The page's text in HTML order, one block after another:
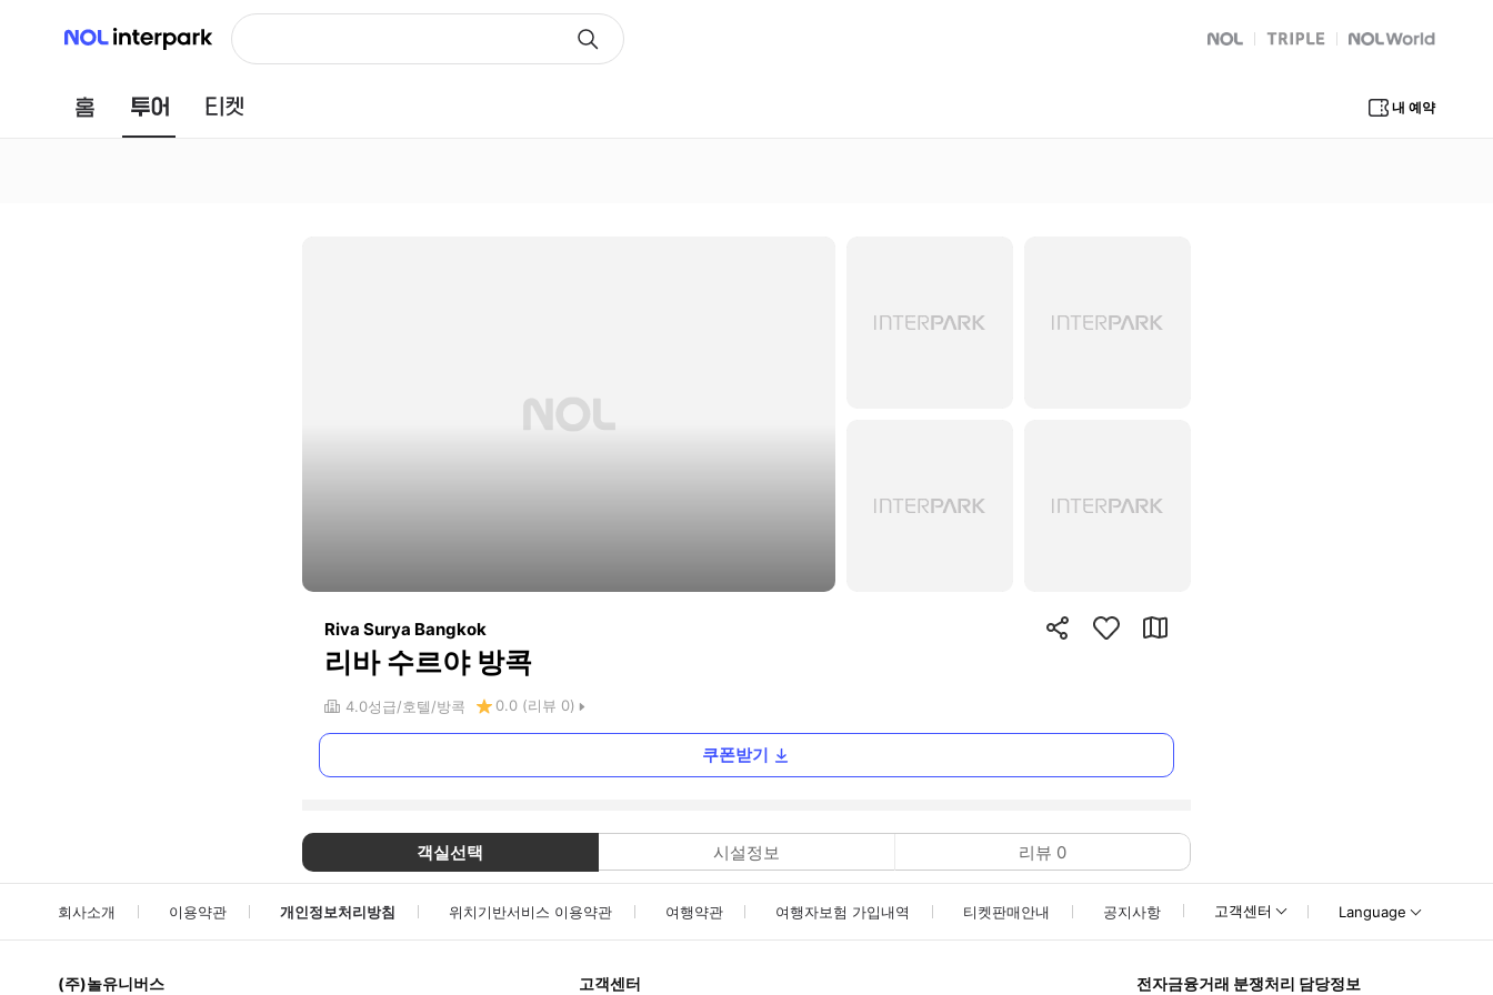
NOL 인터파크
NOL
트리플 Global Interpark
홈 투어 내 예약
Riva Surya Bangkok
리바 수르야 방콕
4.0성급 호텔 방콕 0.0 (리뷰 0)
쿠폰받기
객실선택 시설정보 리뷰 0
회사소개 이용약관 개인정보처리방침 위치기반서비스 이용약관 여행약관 여행자보험 가입내역 티켓판매안내 공지사항 고객센터 Language
(주)놀유니버스 고객센터 전자금융거래 분쟁처리 담당정보